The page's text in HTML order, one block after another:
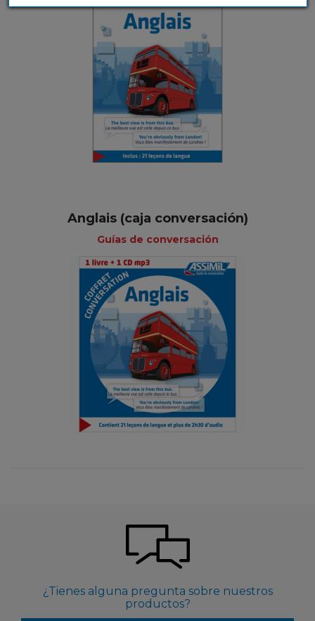
Anglais (caja conversación)
Guías de conversación
¿Tienes alguna pregunta sobre nuestros
productos?